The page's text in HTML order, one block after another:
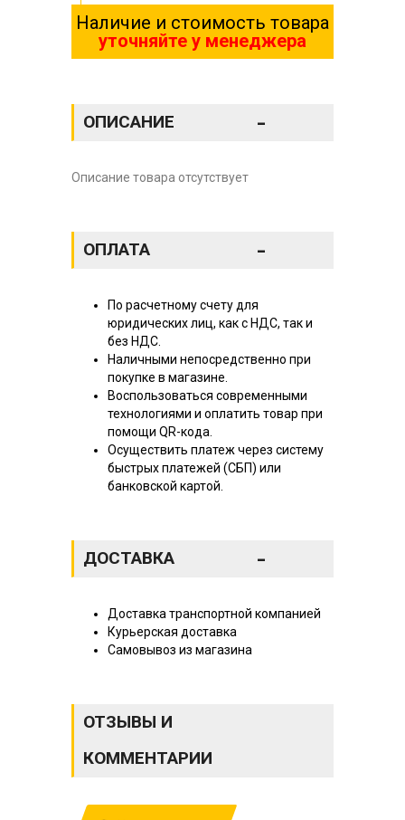
Наличие и стоимость товара
уточняйте у менеджера
ОПИСАНИЕ -
Описание товара отсутствует
ОПЛАТА -
По расчетному счету для
юридических лиц, как с НДС, так и
без НДС.
Наличными непосредственно при
покупке в магазине.
Воспользоваться современными
технологиями и оплатить товар при
помощи QR-кода.
Осуществить платеж через систему
быстрых платежей (СБП) или
банковской картой.
ДОСТАВКА -
Доставка транспортной компанией
Курьерская доставка
Самовывоз из магазина
ОТЗЫВЫ И
КОММЕНТАРИИ